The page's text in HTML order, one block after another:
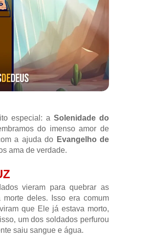
especial: a Solenidade do
do imenso amor de
a ajuda do Evangelho de
ama de verdade.
vieram para quebrar as
deles. Isso era comum
que Ele já estava morto,
um dos soldados perfurou
saiu sangue e água.